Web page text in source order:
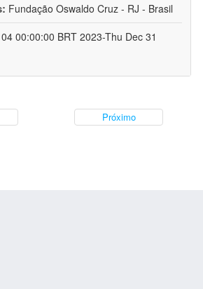
Fundação Oswaldo Cruz - RJ - Brasil
00:00:00 BRT 2023-Thu Dec 31
Próximo